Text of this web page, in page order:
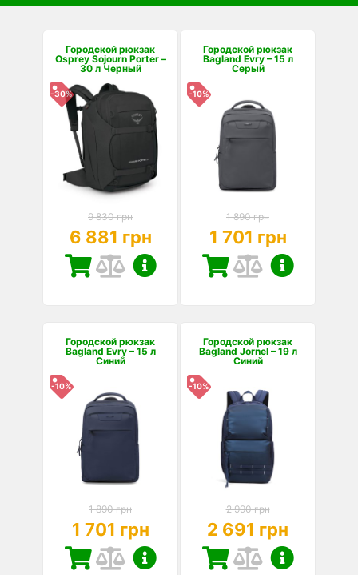
Городской рюкзак
Osprey Sojourn Porter –
30 л Черный
-30%
9 830 грн
6 881 грн
Городской рюкзак
Bagland Evry – 15 л
Серый
-10%
1 890 грн
1 701 грн
Городской рюкзак
Bagland Evry – 15 л
Синий
-10%
1 890 грн
1 701 грн
Городской рюкзак
Bagland Jornel – 19 л
Синий
-10%
2 990 грн
2 691 грн